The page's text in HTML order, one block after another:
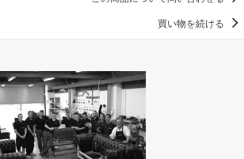
買い物を続ける